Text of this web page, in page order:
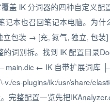
盖 IK 分词器的四种自定义
记本也召回笔记本电脑。为
立包装 → [充, 氮气, 独立, 包
的词别拆。找到 IK 配置目录
main.dic ← IK 自带扩展词库
v./es-plugins/ik:/usr/share/
完整配置一览先把